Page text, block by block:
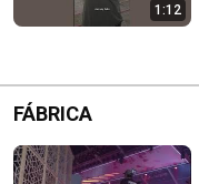
1:12
FÁBRICA